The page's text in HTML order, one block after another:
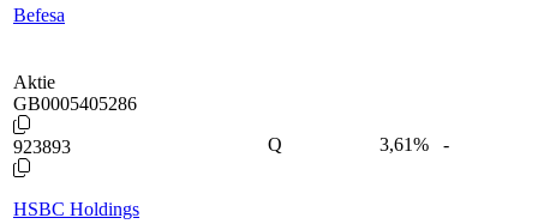
Befesa
Aktie
GB0005405286
923893
HSBC Holdings
Q 3,61% -